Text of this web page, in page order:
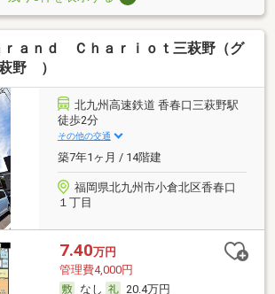
ｒａｎｄ Ｃｈａｒｉｏｔ三萩野（グ
野 ）
北九州高速鉄道 香春口三萩野駅
徒歩2分
その他の交通
築7年1ヶ月 / 14階建
福岡県北九州市小倉北区香春口
１丁目
7.40万円
管理費4,000円
なし
20.4万円